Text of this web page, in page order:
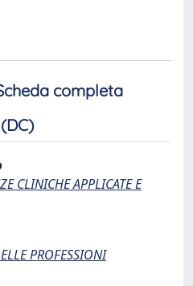
completa
CLINICHE APPLICATE E
PROFESSIONI